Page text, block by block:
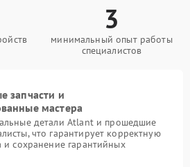
3
минимальный опыт работы
специалистов
запчасти и
мастера
детали Atlant и прошедшие
что гарантирует корректную
и сохранение гарантийных